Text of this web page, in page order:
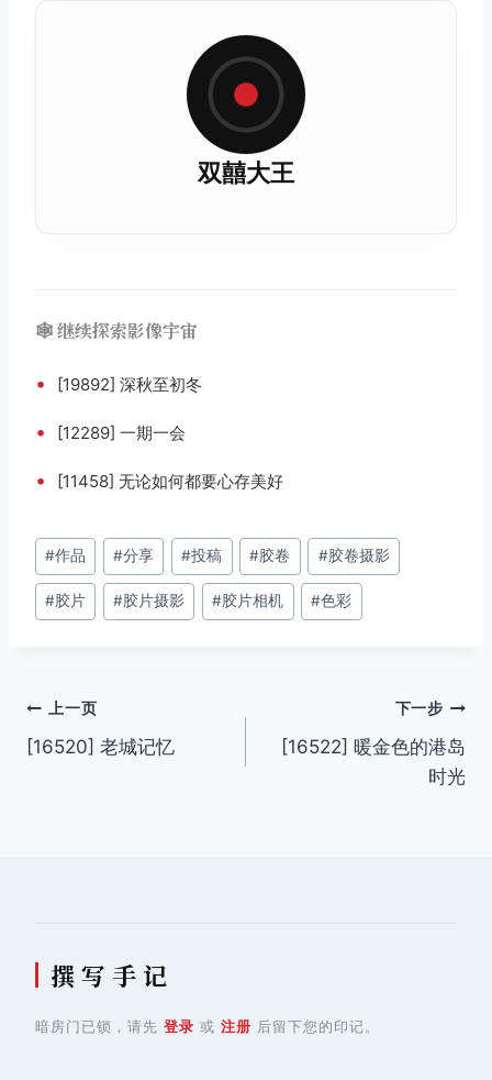
双囍大王
🕸️ 继续探索影像宇宙
• [19892] 深秋至初冬
• [12289] 一期一会
• [11458] 无论如何都要心存美好
文
章
标
#作品 #分享 #投稿 #胶卷 #胶卷摄影
#胶片 #胶片摄影 #胶片相机 #色彩
文
章
上一页
[16520] 老城记忆
下一步
[16522] 暖金色的港岛
时光
撰 写 手 记
暗房门已锁，请先 登录 或 注册 后留下您的印记。